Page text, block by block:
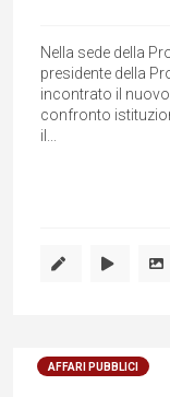
Nella sede della
presidente della
incontrato il
confronto
il...
AFFARI PUBBLICI